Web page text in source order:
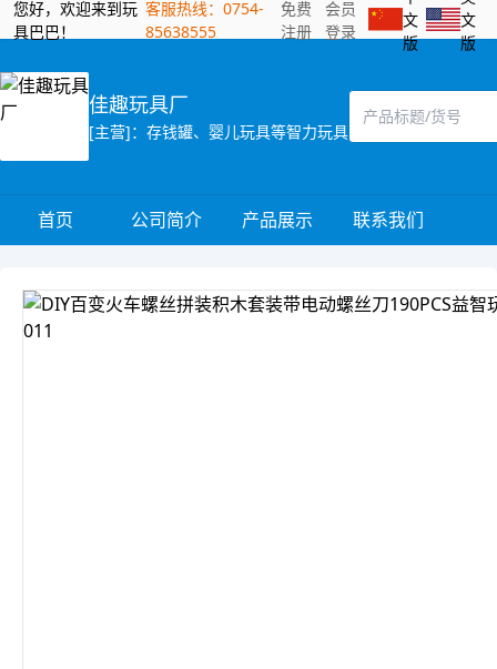
您好，欢迎来到玩
具巴巴！
客服热线：0754-
85638555
免费
注册
会员
登录
文
版
文
版
佳趣玩具厂
[主营]：存钱罐、婴儿玩具等智力玩具
首页 公司简介 产品展示 联系我们